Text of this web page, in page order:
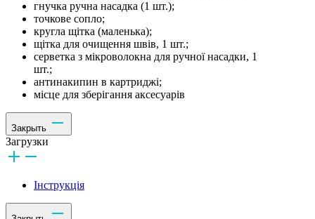
гнучка ручна насадка (1 шт.);
точкове сопло;
кругла щітка (маленька);
щітка для очищення швів, 1 шт.;
серветка з мікроволокна для ручної насадки, 1
шт.;
антинакипин в картриджі;
місце для зберігання аксесуарів
Закрыть
Загрузки
Інструкція